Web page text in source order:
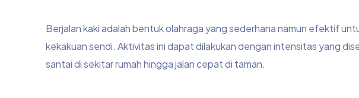
Berjalan kaki adalah bentuk olahraga yang sederhana namun efektif
kekakuan sendi. Aktivitas ini dapat dilakukan dengan intensitas yang
santai di sekitar rumah hingga jalan cepat di taman.